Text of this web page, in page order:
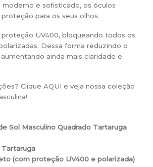
e sofisticado, os óculos
para os seus olhos.
UV400, bloqueando todos os
Dessa forma reduzindo o
ainda mais claridade e
Clique AQUI e veja nossa coleção
Sol Masculino Quadrado Tartaruga
Tartaruga
(com proteção UV400 e polarizada)